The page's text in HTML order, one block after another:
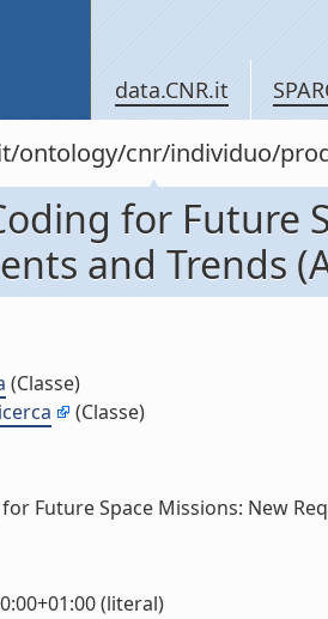
data.CNR.it
ontology/cnr/individuo/
for Future
and Trends
(Classe)
(Classe)
Future Space Missions: New
(literal)